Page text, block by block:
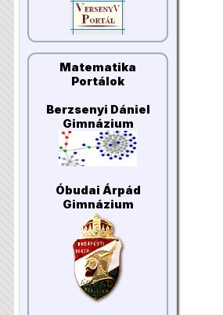
Matematika
Portálok
Berzsenyi Dániel
Gimnázium
Óbudai Árpád
Gimnázium